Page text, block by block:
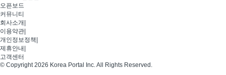
오픈보드
커뮤니티
회사소개
이용약관
개인정보정책
제휴안내
고객센터
© Copyright 2026 Korea Portal Inc. All Rights Reserved.